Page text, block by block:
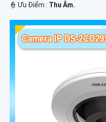
️👮 Ưu Điểm : Thu Âm.